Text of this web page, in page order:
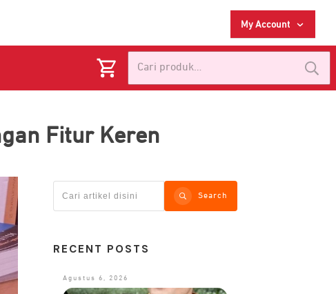
My Account
Fitur Keren
Search
RECENT POSTS
Agustus 6, 2026